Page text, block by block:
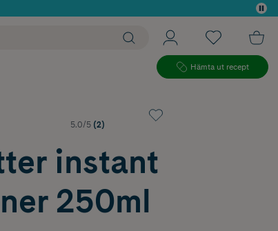
Hämta ut recept
5.0/5 (2)
instant
250ml